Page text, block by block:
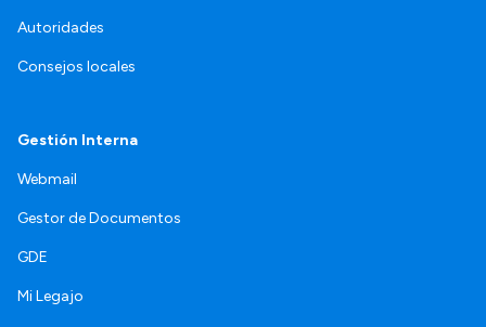
Autoridades
Consejos locales
Gestión Interna
Webmail
Gestor de Documentos
GDE
Mi Legajo